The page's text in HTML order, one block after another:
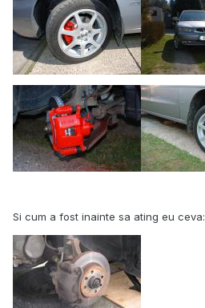
Si cum a fost inainte sa ating eu ceva: